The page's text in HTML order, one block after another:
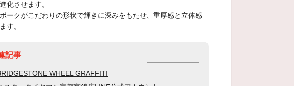
化させます。
ークがこだわりの形状で輝きに深みをもたせ、重厚感と立体感
す。
記事
WHEEL GRAFFITI